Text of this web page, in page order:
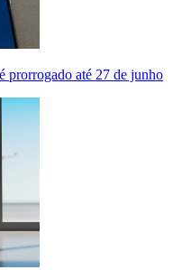
prorrogado até 27 de junho